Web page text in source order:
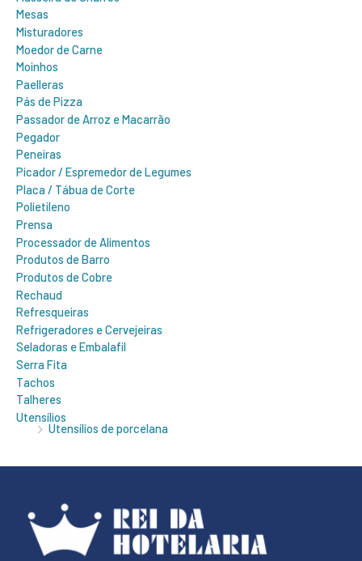
Mesas
Misturadores
Moedor de Carne
Moinhos
Paelleras
Pás de Pizza
Passador de Arroz e Macarrão
Pegador
Peneiras
Picador / Espremedor de Legumes
Placa / Tábua de Corte
Polietileno
Prensa
Processador de Alimentos
Produtos de Barro
Produtos de Cobre
Rechaud
Refresqueiras
Refrigeradores e Cervejeiras
Seladoras e Embalafil
Serra Fita
Tachos
Talheres
Utensílios
Utensílios de porcelana